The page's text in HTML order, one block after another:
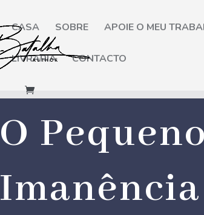
CASA SOBRE APOIE O MEU
LIVRARIA CONTACTO
O
Imanência